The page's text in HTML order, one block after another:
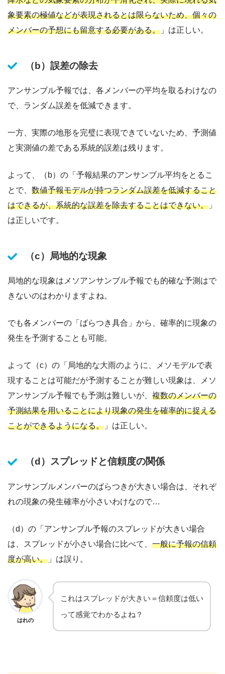
象要素の極値などが表現されるとは限らないため、個々の
メンバーの予想にも留意する必要がある。 」は正しい。
（b）誤差の除去
アンサンブル予報では、各メンバーの平均を取るわけなの
で、ランダム誤差を低減できます。
一方、実際の地形を完璧に表現できていないため、予測値
と実測値の差である系統的誤差は残ります。
よって、（b）の「予報結果のアンサンブル平均をとるこ
とで、 数値予報モデルが持つランダム誤差を低減すること
はできるが、系統的な誤差を除去することはできない。 」
は正しいです。
（c）局地的な現象
局地的な現象はメソアンサンブル予報でも的確な予測はで
きないのはわかりますよね。
でも各メンバーの「ばらつき具合」から、確率的に現象の
発生を予測することも可能。
よって（c）の「局地的な大雨のように、メソモデルで表
現することは可能だが予測することが難しい現象は、メソ
アンサンブル予報でも予測は難しいが、 複数のメンバーの
予測結果を用いることにより現象の発生を確率的に捉える
ことができるようになる。 」は正しい。
（d）スプレッドと信頼度の関係
アンサンブルメンバーのばらつきが大きい場合は、それぞ
れの現象の発生確率が小さいわけなので…
（d）の「アンサンブル予報のスプレッドが大きい場合
は、スプレッドが小さい場合に比べて、 一般に予報の信頼
度が高い。 」は誤り。
はれの
これはスプレッドが大きい＝信頼度は低い
って感覚でわかるよね？